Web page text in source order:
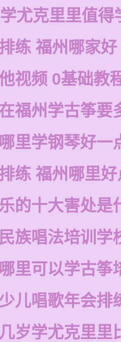
尤克里里值得
练 福州哪家好
视频 0基础教
福州学古筝要
里学钢琴好一
练 福州哪里好
的十大害处是
族唱法培训学
里可以学古筝
儿唱歌年会排
岁学尤克里里